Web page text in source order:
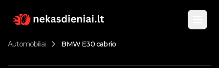
Automobiliai BMW E30 cabrio